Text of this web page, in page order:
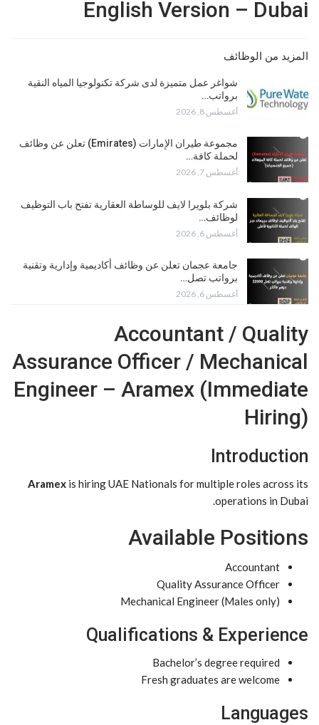
English Version – Dubai
المزيد من الوظائف
شواغر عمل متميزة لدى شركة تكنولوجيا المياه النقية
برواتب…
أغسطس 8, 2026
مجموعة طيران الإمارات (Emirates) تعلن عن وظائف
لحملة كافة…
أغسطس 7, 2026
شركة بلويرا لايف للوساطة العقارية تفتح باب التوظيف
لوظائف…
أغسطس 6, 2026
جامعة عجمان تعلن عن وظائف أكاديمية وإدارية وتقنية
برواتب تصل…
أغسطس 6, 2026
Accountant / Quality
Assurance Officer / Mechanical
Engineer – Aramex (Immediate
Hiring)
Introduction
Aramex is hiring UAE Nationals for multiple roles across its
operations in Dubai.
Available Positions
Accountant
Quality Assurance Officer
Mechanical Engineer (Males only)
Qualifications & Experience
Bachelor’s degree required
Fresh graduates are welcome
Languages